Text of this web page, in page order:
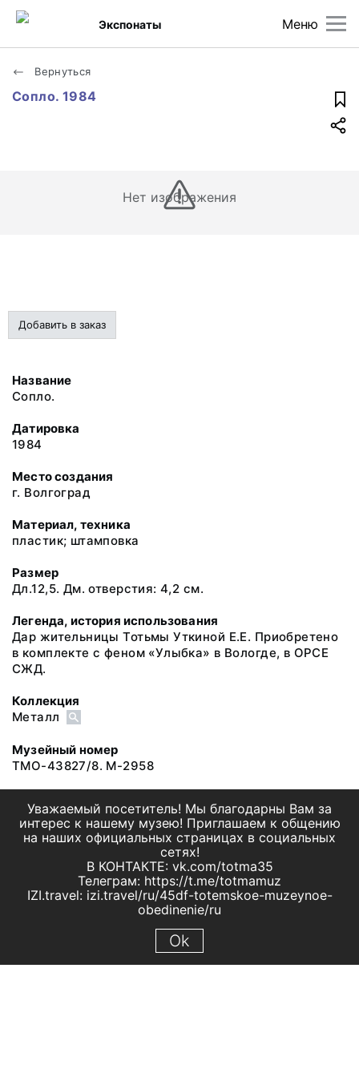
Меню
Экспонаты
Вернуться
Сопло. 1984
Нет изображения
Добавить в заказ
Название
Сопло.
Датировка
1984
Место создания
г. Волгоград
Материал, техника
пластик; штамповка
Размер
Дл.12,5. Дм. отверстия: 4,2 см.
Легенда, история использования
Дар жительницы Тотьмы Уткиной Е.Е. Приобретено
в комплекте с феном «Улыбка» в Вологде, в ОРСЕ
СЖД.
Коллекция
Металл
Музейный номер
ТМО-43827/8. М-2958
Уважаемый посетитель! Мы благодарны Вам за
интерес к нашему музею! Приглашаем к общению
на наших официальных страницах в социальных
сетях!
В КОНТАКТЕ: vk.com/totma35
Телеграм: https://t.me/totmamuz
IZI.travel: izi.travel/ru/45df-totemskoe-muzeynoe-
obedinenie/ru
Ok